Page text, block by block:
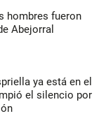
hombres fueron
Abejorral
ya está en el
el silencio por